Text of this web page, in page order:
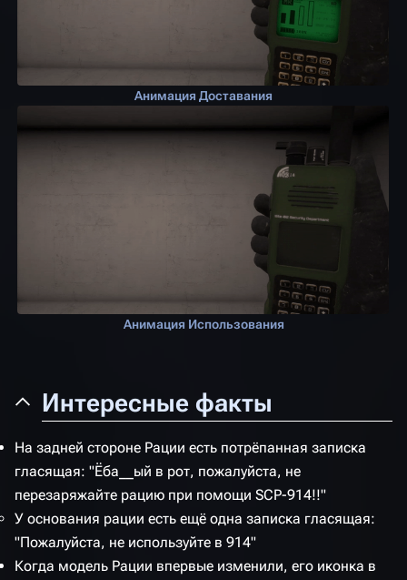
Анимация Доставания
Анимация Использования
Интересные факты
На задней стороне Рации есть потрёпанная записка
гласящая: "Ёба__ый в рот, пожалуйста, не
перезаряжайте рацию при помощи SCP-914!!"
У основания рации есть ещё одна записка гласящая:
"Пожалуйста, не используйте в 914"
Когда модель Рации впервые изменили, его иконка в